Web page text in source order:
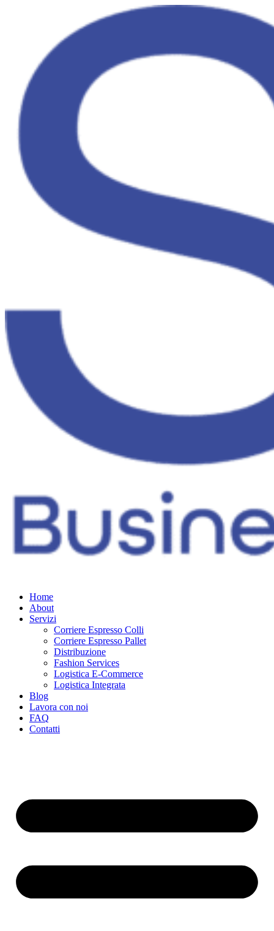
Home
About
Servizi
Corriere Espresso Colli
Corriere Espresso Pallet
Distribuzione
Fashion Services
Logistica E-Commerce
Logistica Integrata
Blog
Lavora con noi
FAQ
Contatti